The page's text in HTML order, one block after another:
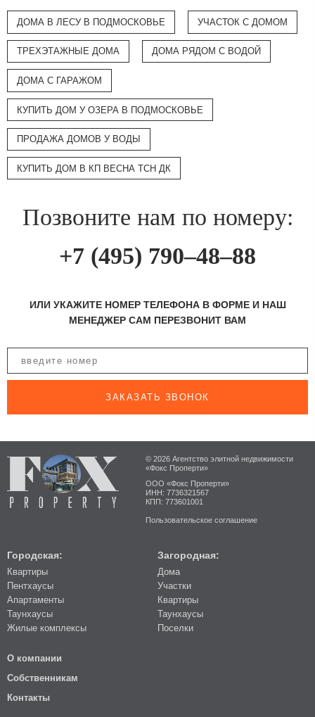
ДОМА В ЛЕСУ В ПОДМОСКОВЬЕ УЧАСТОК С ДОМОМ
ТРЕХЭТАЖНЫЕ ДОМА ДОМА РЯДОМ С ВОДОЙ
ДОМА С ГАРАЖОМ
КУПИТЬ ДОМ У ОЗЕРА В ПОДМОСКОВЬЕ
ПРОДАЖА ДОМОВ У ВОДЫ
КУПИТЬ ДОМ В КП ВЕСНА ТСН ДК
Позвоните нам по номеру:
+7 (495) 790–48–88
ИЛИ УКАЖИТЕ НОМЕР ТЕЛЕФОНА В ФОРМЕ И НАШ
МЕНЕДЖЕР САМ ПЕРЕЗВОНИТ ВАМ
ЗАКАЗАТЬ ЗВОНОК
© 2026 Агентство элитной недвижимости
«Фокс Проперти»
ООО «Фокс Проперти»
ИНН: 7736321567
КПП: 773601001
Пользовательское соглашение
Городская:
Квартиры
Пентхаусы
Апартаменты
Таунхаусы
Жилые комплексы
Загородная:
Дома
Участки
Квартиры
Таунхаусы
Поселки
О компании
Собственникам
Контакты